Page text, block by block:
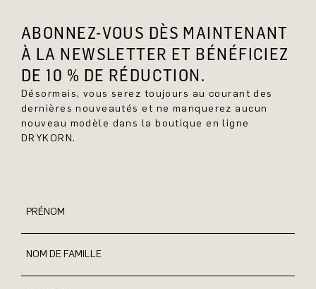
ABONNEZ-VOUS DÈS MAINTENANT
À LA NEWSLETTER ET BÉNÉFICIEZ
DE 10 % DE RÉDUCTION.
Désormais, vous serez toujours au courant des
dernières nouveautés et ne manquerez aucun
nouveau modèle dans la boutique en ligne
DRYKORN.
PRÉNOM
NOM DE FAMILLE